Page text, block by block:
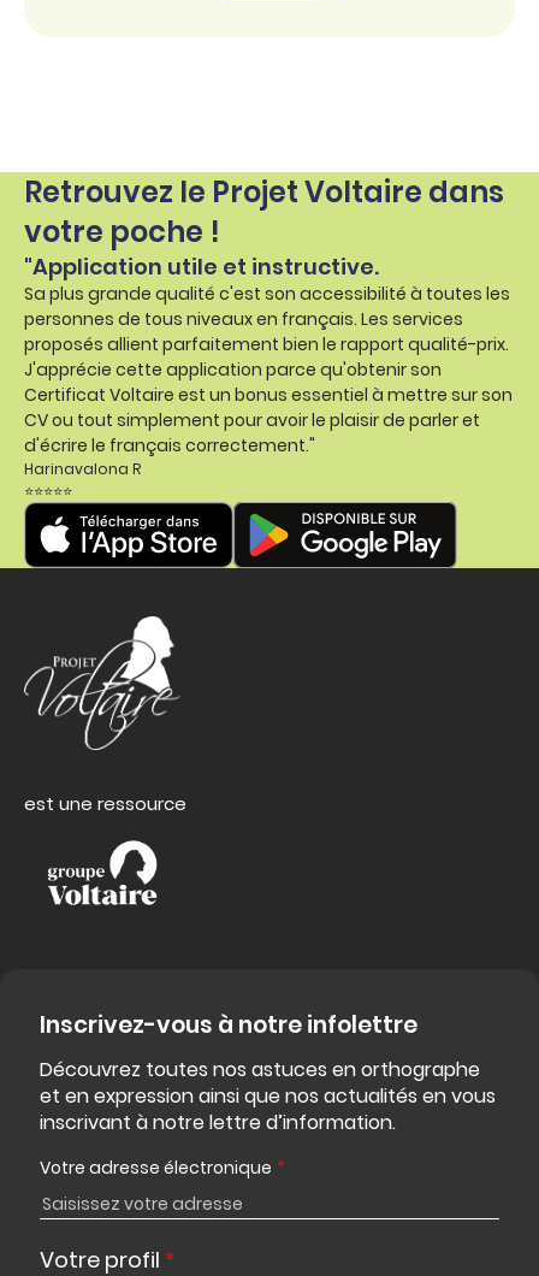
Retrouvez le Projet Voltaire dans
votre poche !
"Application utile et instructive.
Sa plus grande qualité c'est son accessibilité à toutes les
personnes de tous niveaux en français. Les services
proposés allient parfaitement bien le rapport qualité-prix.
J'apprécie cette application parce qu'obtenir son
Certificat Voltaire est un bonus essentiel à mettre sur son
CV ou tout simplement pour avoir le plaisir de parler et
d'écrire le français correctement."
Harinavalona R
⭐⭐⭐⭐⭐
est une ressource
Inscrivez-vous à notre infolettre
Découvrez toutes nos astuces en orthographe
et en expression ainsi que nos actualités en vous
inscrivant à notre lettre d’information.
Votre adresse électronique *
Votre profil *